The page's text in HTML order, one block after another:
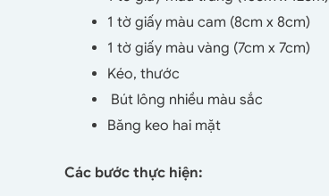
1 tờ giấy màu cam (8cm x 8cm)
1 tờ giấy màu vàng (7cm x 7cm)
Kéo, thước
Bút lông nhiều màu sắc
Băng keo hai mặt
Các bước thực hiện: